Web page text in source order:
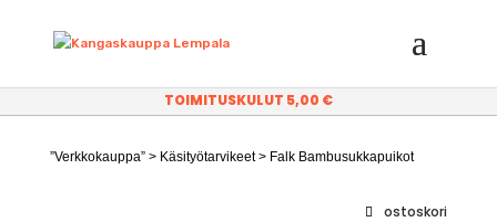
TOIMITUSKULUT 5,00 €
”Verkkokauppa”> Käsityötarvikeet> Falk Bambusukkapuikot
ostoskori